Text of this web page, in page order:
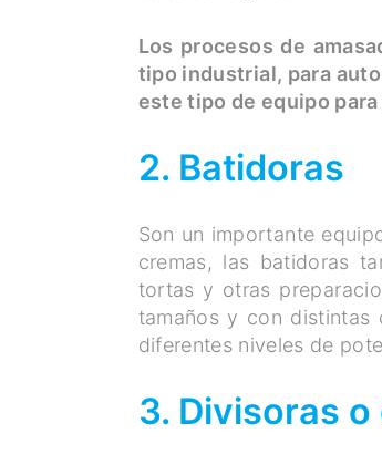
Los procesos de
tipo industrial, para
este tipo de equipo
2. Batidoras
Son un importante
cremas, las batidoras
tortas y otras
tamaños y con distintas
diferentes niveles de
3. Divisoras